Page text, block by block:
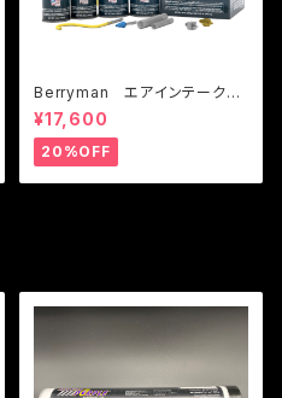
Berryman エアインテーク＆
フューエルシステム ４ステップ
メンテナンスキット
¥17,600
20%OFF